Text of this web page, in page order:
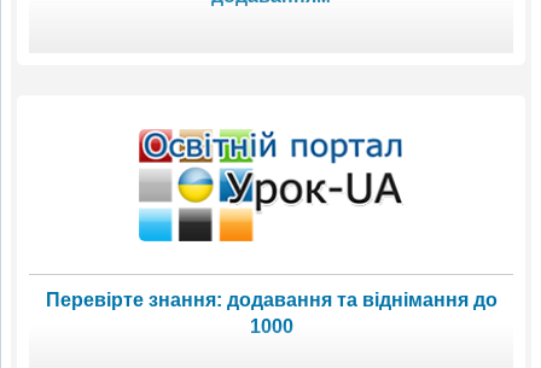
Перевірте знання: додавання та віднімання до
1000